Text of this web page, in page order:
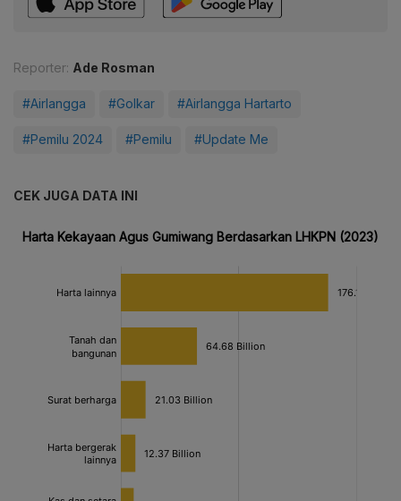
Reporter: Ade Rosman
#Airlangga #Golkar #Airlangga Hartarto
#Pemilu 2024 #Pemilu #Update Me
CEK JUGA DATA INI